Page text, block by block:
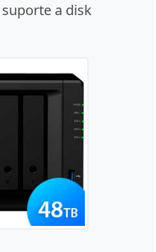
a disk